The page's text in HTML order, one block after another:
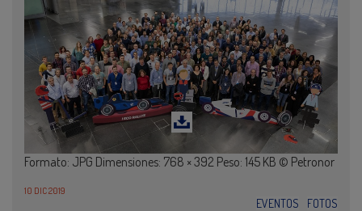
Formato: JPG Dimensiones: 768 × 392 Peso: 145 KB © Petronor
10 DIC 2019
EVENTOS FOTOS